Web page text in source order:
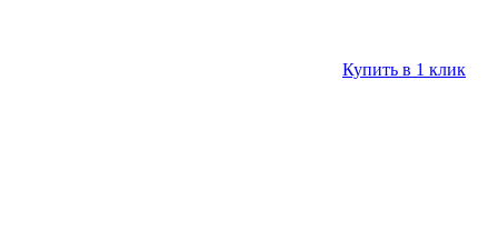
Купить в 1 клик